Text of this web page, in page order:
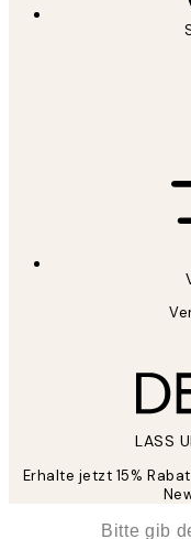
LASS
Erhalte jetzt 15%